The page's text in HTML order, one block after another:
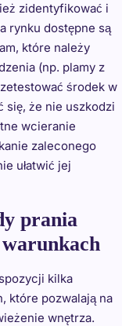
zidentyfikować i
rynku dostępne są
które należy
(np. plamy z
środek w
się, że nie uszkodzi
wcieranie
zaleconego
ułatwić jej
prania
kilka
które pozwalają na
wnętrza.